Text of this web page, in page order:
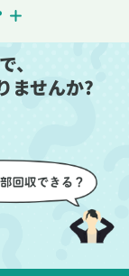
を持って作
けないよう
意を払ってい
体がスムー
いくのがと
たです。作
後には、こ
願いしなくて
に清掃して
のも好印象で
、
ませんか?